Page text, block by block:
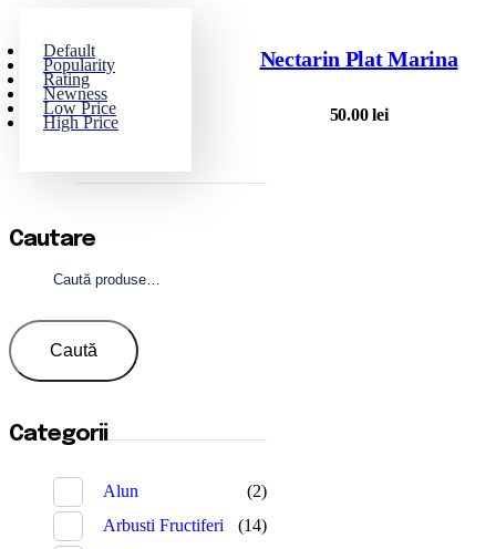
Default
Popularity
Rating
Newness
Low Price
High Price
Nectarin Plat Marina
50.00lei
Cautare
Caută
Categorii
Alun
(2)
Arbusti Fructiferi
(14)